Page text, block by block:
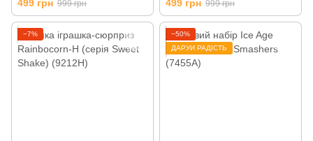
499 грн 999 грн 499 грн 999 грн
−7%
−50%
ДАРУЙ РАДІСТЬ